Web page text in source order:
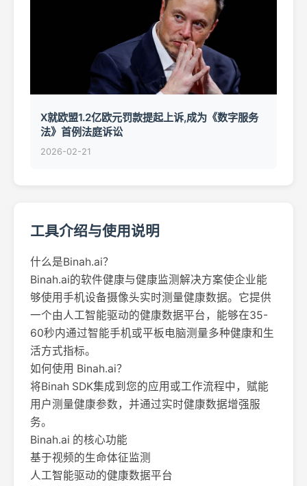
X就欧盟1.2亿欧元罚款提起上诉,成为《数字服务
法》首例法庭诉讼
2026-02-21
工具介绍与使用说明
什么是Binah.ai？
Binah.ai的软件健康与健康监测解决方案使企业能
够使用手机设备摄像头实时测量健康数据。它提供
一个由人工智能驱动的健康数据平台，能够在35-
60秒内通过智能手机或平板电脑测量多种健康和生
活方式指标。
如何使用 Binah.ai？
将Binah SDK集成到您的应用或工作流程中，赋能
用户测量健康参数，并通过实时健康数据增强服
务。
Binah.ai 的核心功能
基于视频的生命体征监测
人工智能驱动的健康数据平台